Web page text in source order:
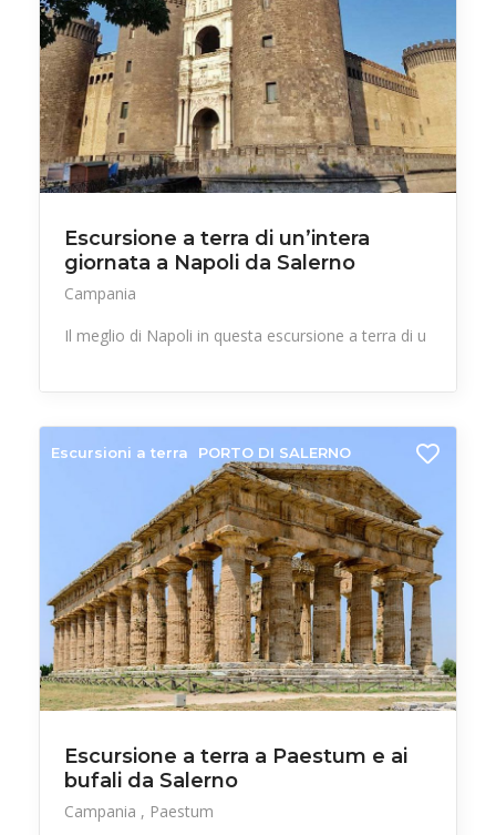
Escursione a terra di un’intera
giornata a Napoli da Salerno
Campania
Il meglio di Napoli in questa escursione a terra di u
Escursioni a terra PORTO DI SALERNO
Escursione a terra a Paestum e ai
bufali da Salerno
Campania Paestum